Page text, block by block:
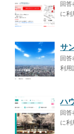
回答
に利
サ
回答
利用
ハ
回答
に利